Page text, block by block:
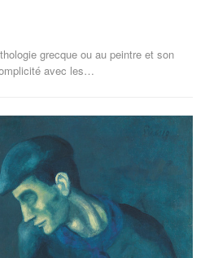
grecque ou au peintre et son
avec les…